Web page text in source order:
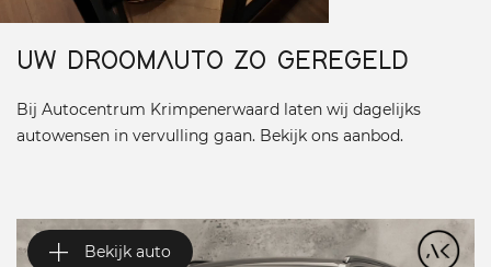
UW DROOMAUTO ZO GEREGELD
Bij Autocentrum Krimpenerwaard laten wij dagelijks
autowensen in vervulling gaan. Bekijk ons aanbod.
Bekijk auto